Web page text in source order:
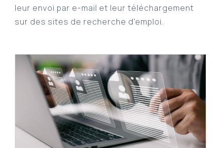
leur envoi par e-mail et leur téléchargement
sur des sites de recherche d'emploi.